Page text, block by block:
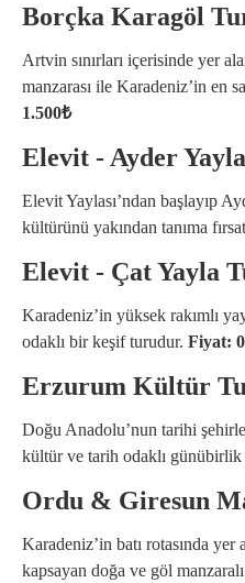
Borçka Karagöl
Artvin sınırları içerisinde yer
manzarası ile Karadeniz’in en
1.500₺
Elevit - Ayder
Elevit Yaylası’ndan başlayıp
kültürünü yakından tanıma
Elevit - Çat Yayla
Karadeniz’in yüksek rakımlı
odaklı bir keşif turudur. Fiyat:
Erzurum Kültür
Doğu Anadolu’nun tarihi
kültür ve tarih odaklı günübirlik
Ordu & Giresun
Karadeniz’in batı rotasında
kapsayan doğa ve göl